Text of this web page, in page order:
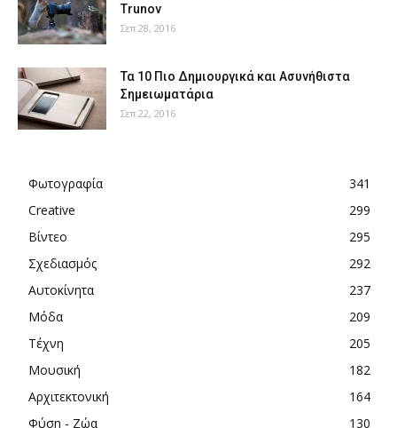
Trunov
Σεπ 28, 2016
Τα 10 Πιο Δημιουργικά και Ασυνήθιστα
Σημειωματάρια
Σεπ 22, 2016
Φωτογραφία
341
Creative
299
Βίντεο
295
Σχεδιασμός
292
Αυτοκίνητα
237
Μόδα
209
Τέχνη
205
Μουσική
182
Αρχιτεκτονική
164
Φύση - Ζώα
130